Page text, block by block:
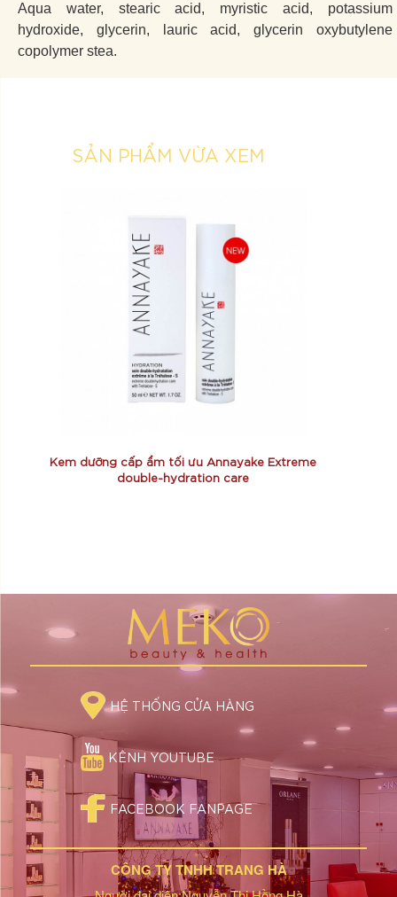
Aqua water, stearic acid, myristic acid, potassium
hydroxide, glycerin, lauric acid, glycerin oxybutylene
copolymer stea.
SẢN PHẨM VỪA XEM
Kem dưỡng cấp ẩm tối ưu Annayake Extreme
double-hydration care
HỆ THỐNG CỬA HÀNG
KÊNH YOUTUBE
FACEBOOK FANPAGE
CÔNG TY TNHH TRANG HÀ